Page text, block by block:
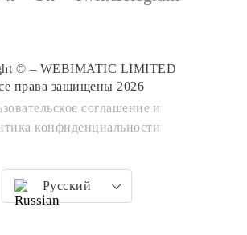
© – WEBIMATIC LIMITED
права защищены 2026
соглашение и
конфиденциальности
Русский